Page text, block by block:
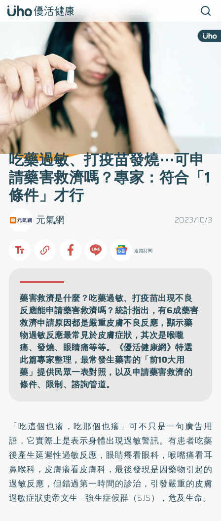
吃藥過敏、打疫苗發燒⋯可申
請藥害救濟嗎？專家：符合「1
條件」才行
2023/10/3
元氣網
追蹤訂閱
藥害救濟是什麼？吃藥過敏、打疫苗出現不良
反應能申請藥害救濟嗎？統計指出，有6成藥害
救濟申請原因都是嚴重皮膚不良反應，顯示藥
物過敏反應最常見於皮膚症狀，其次是喉嚨
痛、發燒、眼睛痛等等。《優活健康網》特選
此篇專家整理，最常發生藥害的「前10大用
藥」提供民眾一表對照，以及申請藥害救濟的
條件、限制、諮詢管道。
「吃這個也癢，吃那個也癢」可不只是一句廣告用
語，它實際上是表示身體出現過敏警訊。有患者吃藥
後產生延遲性過敏反應，眼睛癢看眼科，喉嘴痛看耳
鼻喉科，皮膚癢看皮膚科，最後發現是因藥物引起的
過敏反應，但錯過第一時間的診治，引發嚴重的皮膚
過敏症狀史帝文生—強生症候群（SJS），危及生命。